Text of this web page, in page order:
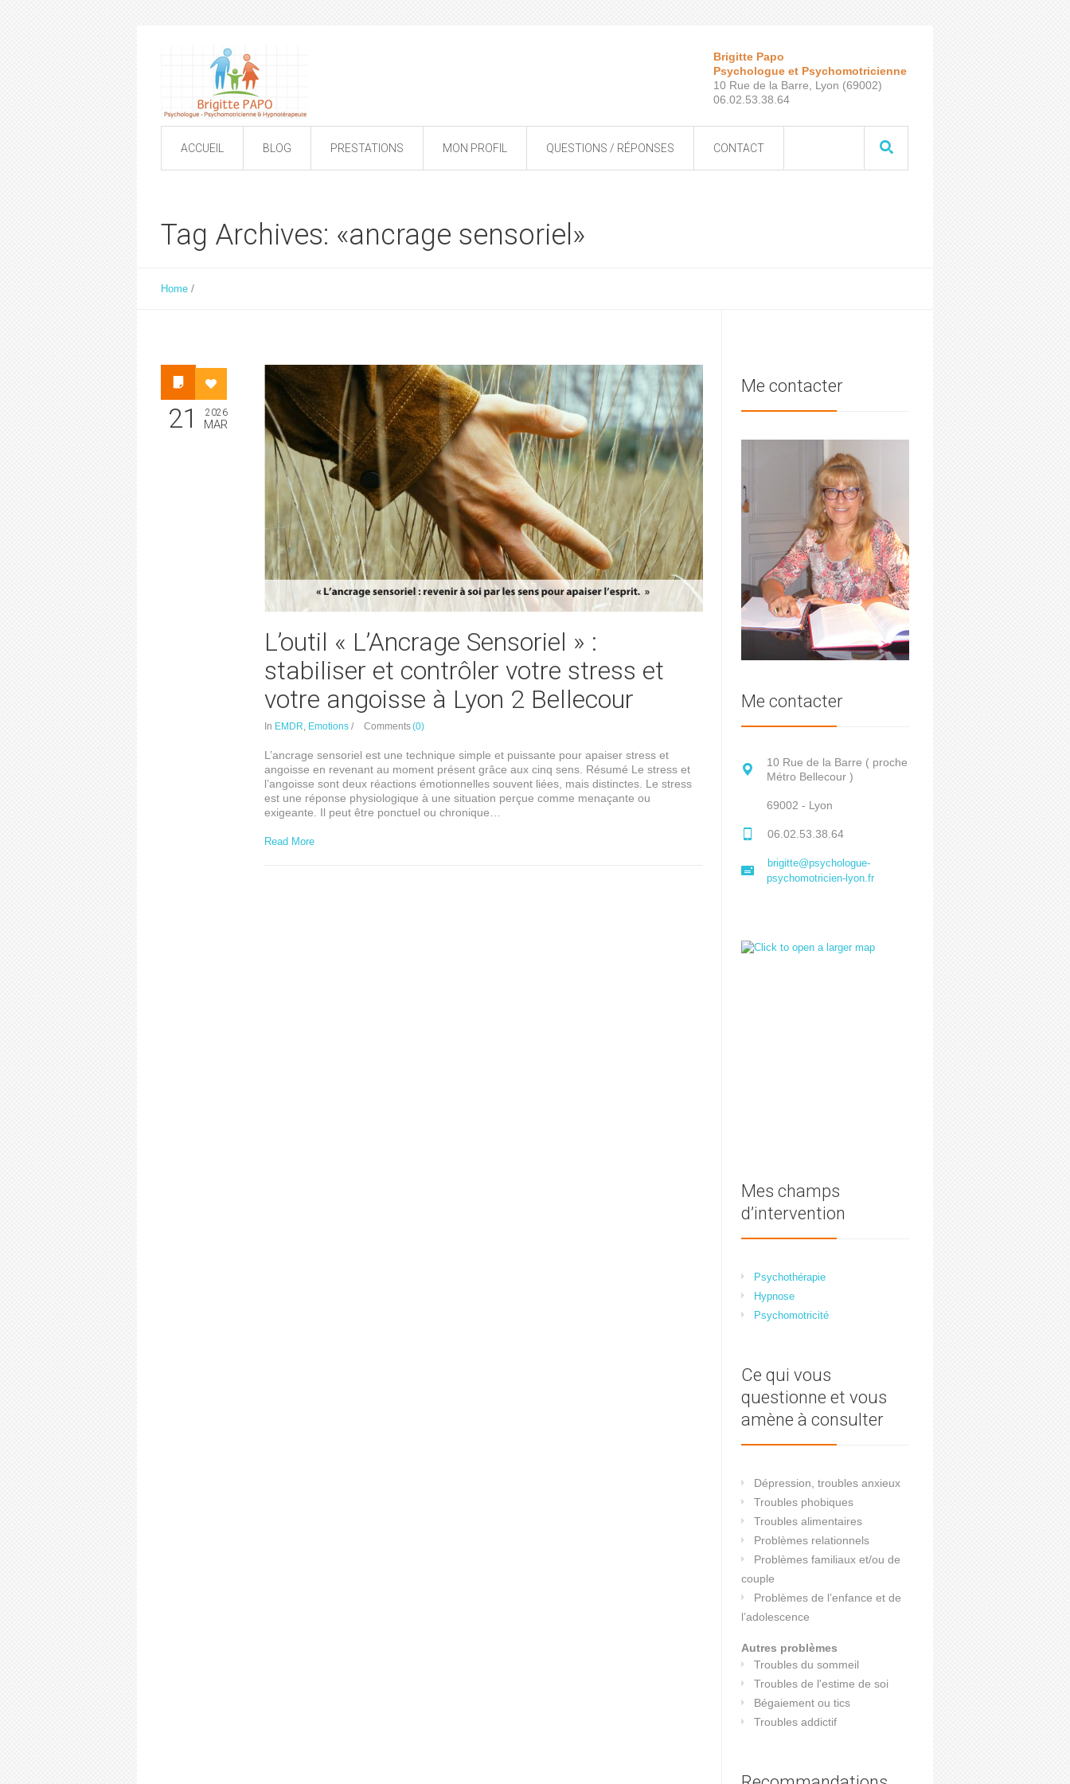
Brigitte Papo
Psychologue et Psychomotricienne
10 Rue de la Barre, Lyon (69002)
06.02.53.38.64
ACCUEIL BLOG PRESTATIONS MON PROFIL QUESTIONS / RÉPONSES CONTACT
Tag Archives: «ancrage sensoriel»
Home /
21 2026
MAR
L’outil « L’Ancrage Sensoriel » :
stabiliser et contrôler votre stress et
votre angoisse à Lyon 2 Bellecour
In EMDR Emotions / Comments(0)
L’ancrage sensoriel est une technique simple et puissante pour apaiser stress et
angoisse en revenant au moment présent grâce aux cinq sens. Résumé Le stress et
l’angoisse sont deux réactions émotionnelles souvent liées, mais distinctes. Le stress
est une réponse physiologique à une situation perçue comme menaçante ou
exigeante. Il peut être ponctuel ou chronique…
Read More
Me contacter
Me contacter
10 Rue de la Barre ( proche
Métro Bellecour )
69002 - Lyon
06.02.53.38.64
brigitte@psychologue-
psychomotricien-lyon.fr
Mes champs
d’intervention
Psychothérapie
Hypnose
Psychomotricité
Ce qui vous
questionne et vous
amène à consulter
Dépression, troubles anxieux
Troubles phobiques
Troubles alimentaires
Problèmes relationnels
Problèmes familiaux et/ou de
couple
Problèmes de l’enfance et de
l’adolescence
Autres problèmes
Troubles du sommeil
Troubles de l'estime de soi
Bégaiement ou tics
Troubles addictif